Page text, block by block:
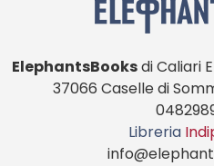
ElephantsBooksdi Caliari
37066 Caselle di
Libreria